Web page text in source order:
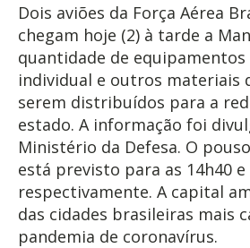
Dois aviões da Força Aérea
chegam hoje (2) à tarde a
quantidade de
individual e outros materiais
serem distribuídos para a
estado. A informação foi
Ministério da Defesa. O
está previsto para as 14h40 e
respectivamente. A capital
das cidades brasileiras mais
pandemia de coronavírus.